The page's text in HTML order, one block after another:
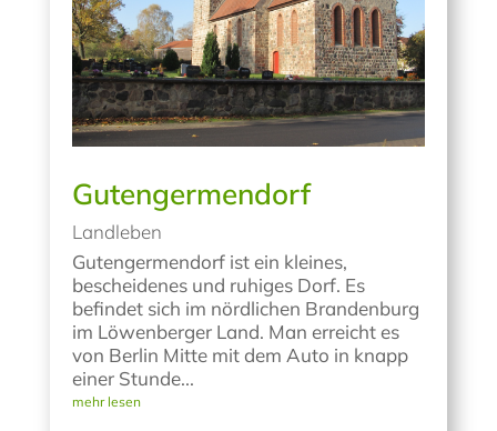
Gutengermendorf
Landleben
Gutengermendorf ist ein kleines,
bescheidenes und ruhiges Dorf. Es
befindet sich im nördlichen Brandenburg
im Löwenberger Land. Man erreicht es
von Berlin Mitte mit dem Auto in knapp
einer Stunde...
mehr lesen